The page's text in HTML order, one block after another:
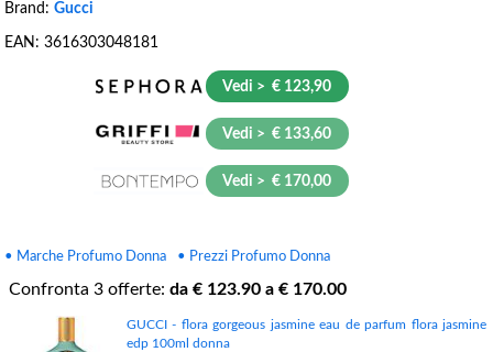
Brand: Gucci
EAN: 3616303048181
Vedi > € 123,90
Vedi > € 133,60
Vedi > € 170,00
• Marche Profumo Donna • Prezzi Profumo Donna
Confronta 3 offerte: da € 123.90 a € 170.00
GUCCI - flora gorgeous jasmine eau de parfum flora jasmine
edp 100ml donna